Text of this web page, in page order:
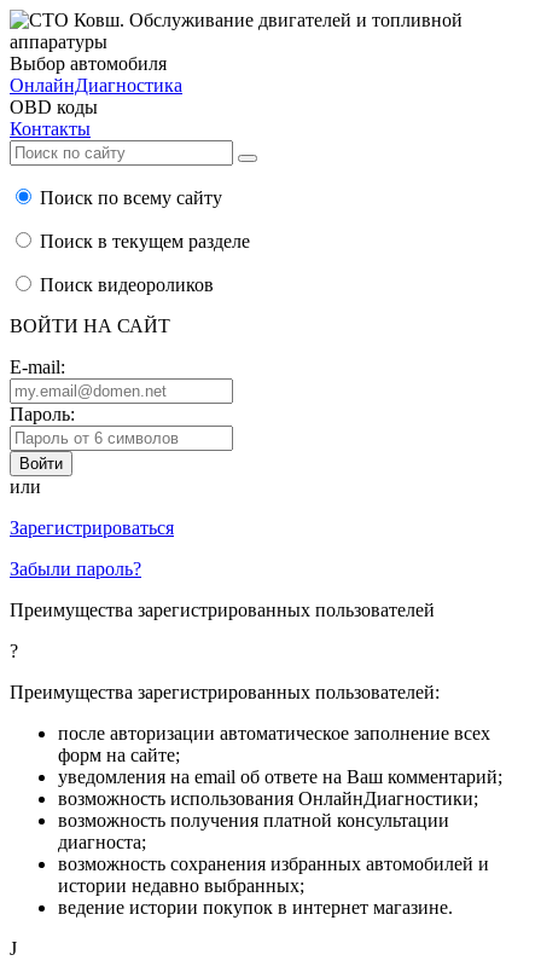
Выбор автомобиля
ОнлайнДиагностика
OBD коды
Контакты
Поиск по всему сайту
Поиск в текущем разделе
Поиск видеороликов
ВОЙТИ НА САЙТ
E-mail:
Пароль:
или
Зарегистрироваться
Забыли пароль?
Преимущества зарегистрированных пользователей
?
Преимущества зарегистрированных пользователей:
после авторизации автоматическое заполнение всех
форм на сайте;
уведомления на email об ответе на Ваш комментарий;
возможность использования ОнлайнДиагностики;
возможность получения платной консультации
диагноста;
возможность сохранения избранных автомобилей и
истории недавно выбранных;
ведение истории покупок в интернет магазине.
J